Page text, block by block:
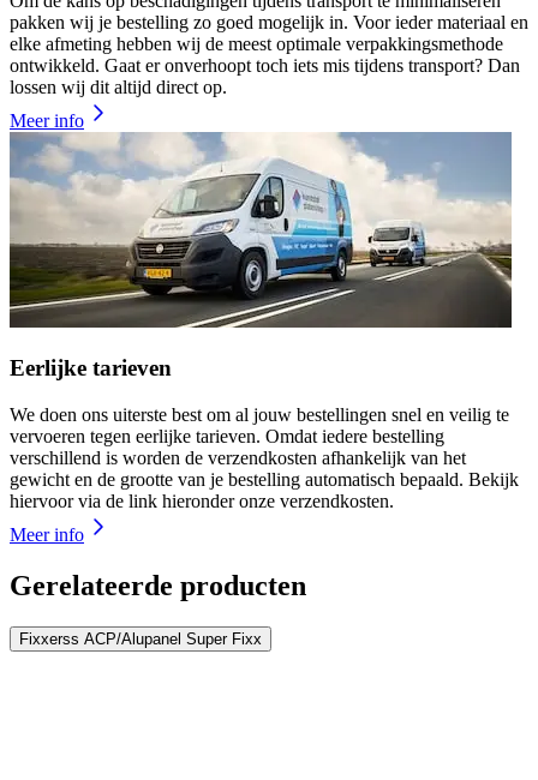
pakken wij je bestelling zo goed mogelijk in. Voor ieder materiaal en
elke afmeting hebben wij de meest optimale verpakkingsmethode
ontwikkeld. Gaat er onverhoopt toch iets mis tijdens transport? Dan
lossen wij dit altijd direct op.
Meer info
Eerlijke tarieven
We doen ons uiterste best om al jouw bestellingen snel en veilig te
vervoeren tegen eerlijke tarieven. Omdat iedere bestelling
verschillend is worden de verzendkosten afhankelijk van het
gewicht en de grootte van je bestelling automatisch bepaald. Bekijk
hiervoor via de link hieronder onze verzendkosten.
Meer info
Gerelateerde producten
Fixxerss ACP/Alupanel Super Fixx